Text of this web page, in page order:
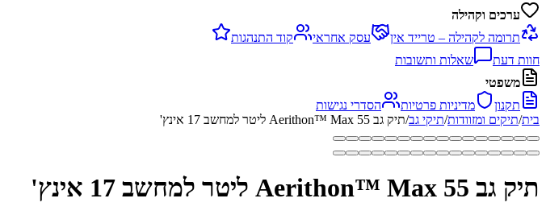
ערכים וקהילה
תרומה לקהילה – טרייד אין
עסק אחראי
קוד התנהגות
חוות דעת
שאלות ותשובות
משפטי
תקנון
מדיניות פרטיות
הסדרי נגישות
בית/תיקים ומזוודות/תיקי גב/תיק גב Aerithon™ Max 55 ליטר למחשב 17 אינץ'
תיק גב Aerithon™ Max 55 ליטר למחשב 17 אינץ'